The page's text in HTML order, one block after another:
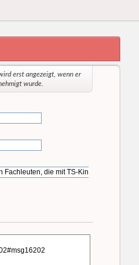
erst angezeigt, wenn er
wurde.